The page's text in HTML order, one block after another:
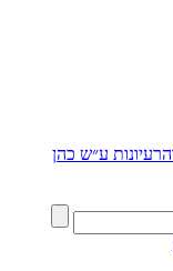
ע״ש כהן